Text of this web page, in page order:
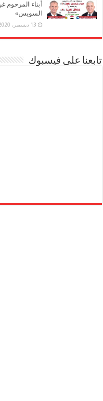
أبناء المرحوم
السويس»
13 ديسمبر، 2020
تابعنا على فيسبوك